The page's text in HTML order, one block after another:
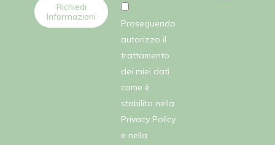
Richiedi
Informazioni
Proseguendo
autorizzo il
trattamento
dei miei dati
come è
stabilito nella
Privacy Policy
e nella